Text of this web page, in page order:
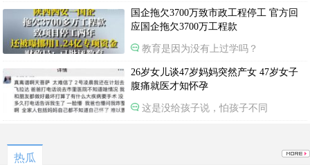
国企拖欠3700万致市政工程停工 官方回
应国企拖欠3700万工程款
教育是因为没有上过学吗？
26岁女儿谈47岁妈妈突然产女 47岁女子
腹痛就医才知怀孕
这是没给孩子说，怕孩子不同
热瓜